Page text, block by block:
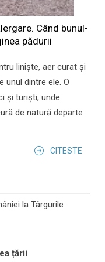
Când bunul-
pădurii
liniște, aer curat și
unul dintre ele. O
și turiști, unde
de natură departe
CITESTE
la Târgurile
țării